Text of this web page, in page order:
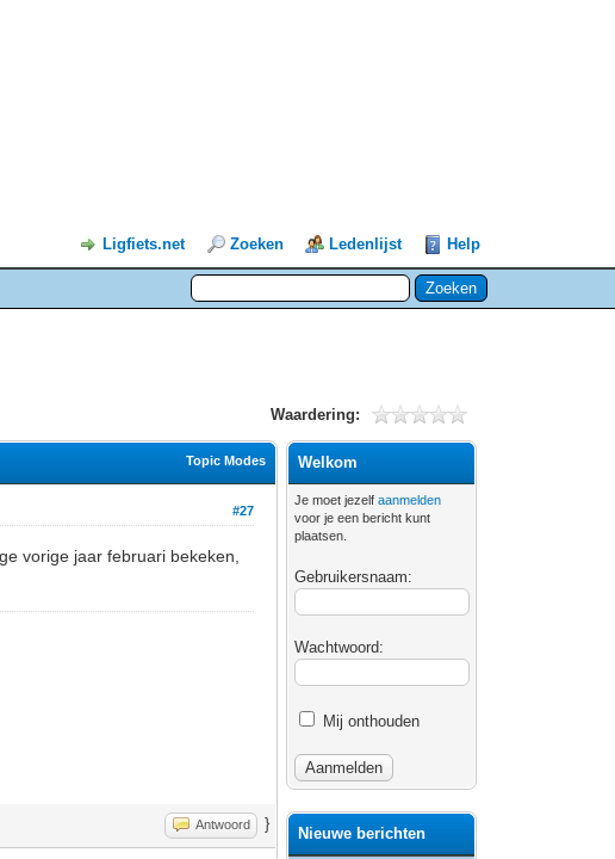
Ligfiets.net Zoeken Ledenlijst Help
Waardering:
Topic Modes
#27
vorige jaar februari bekeken,
Antwoord }
Welkom
Je moet jezelfaanmelden
voor je een bericht kunt
plaatsen.
Gebruikersnaam:
Wachtwoord:
Mij onthouden
Nieuwe berichten